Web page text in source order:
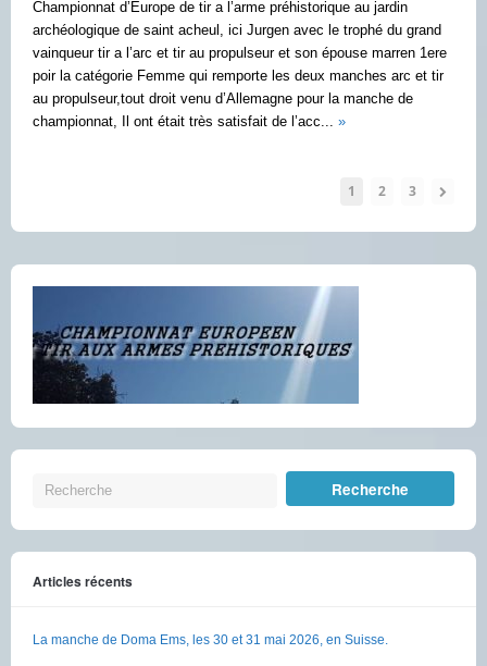
Championnat d’Europe de tir a l’arme préhistorique au jardin
archéologique de saint acheul, ici Jurgen avec le trophé du grand
vainqueur tir a l’arc et tir au propulseur et son épouse marren 1ere
poir la catégorie Femme qui remporte les deux manches arc et tir
au propulseur,tout droit venu d’Allemagne pour la manche de
championnat, Il ont était très satisfait de l’acc... »
1 2 3
Articles récents
La manche de Doma Ems, les 30 et 31 mai 2026, en Suisse.